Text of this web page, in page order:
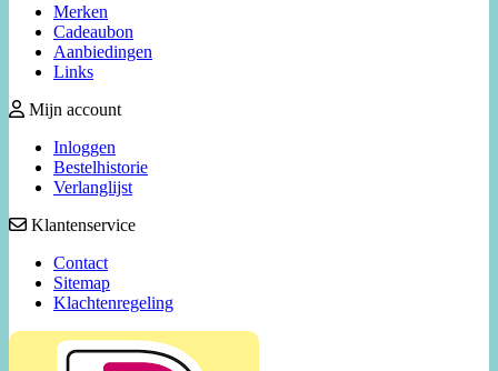
Merken
Cadeaubon
Aanbiedingen
Links
Mijn account
Inloggen
Bestelhistorie
Verlanglijst
Klantenservice
Contact
Sitemap
Klachtenregeling